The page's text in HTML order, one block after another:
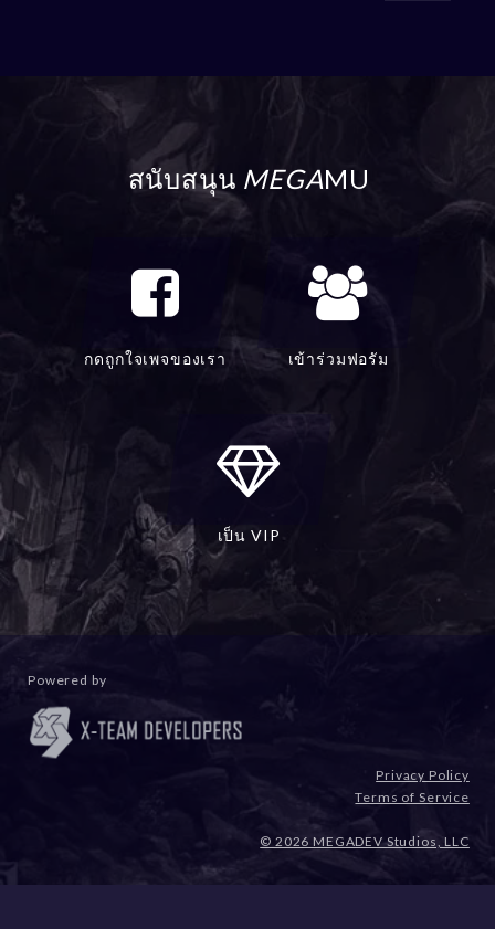
สนับสนุน MEGAMU
กดถูกใจเพจของเรา เข้าร่วมฟอรัม
เป็น VIP
Powered by
Privacy Policy
Terms of Service
© 2026 MEGADEV Studios, LLC